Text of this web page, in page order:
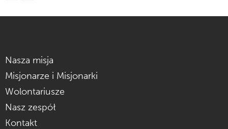
Nasza misja
Misjonarze i Misjonarki
Wolontariusze
Nasz zespół
Kontakt